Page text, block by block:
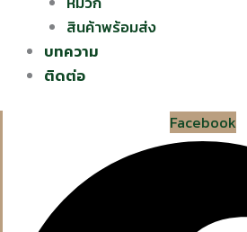
สินค้าพร้อมส่ง
บทความ
ติดต่อ
Facebook